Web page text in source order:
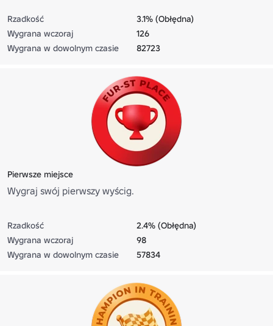
Rzadkość
3.1% (Obłędna)
Wygrana wczoraj
126
Wygrana w dowolnym czasie
82723
Pierwsze miejsce
Wygraj swój pierwszy wyścig.
Rzadkość
2.4% (Obłędna)
Wygrana wczoraj
98
Wygrana w dowolnym czasie
57834